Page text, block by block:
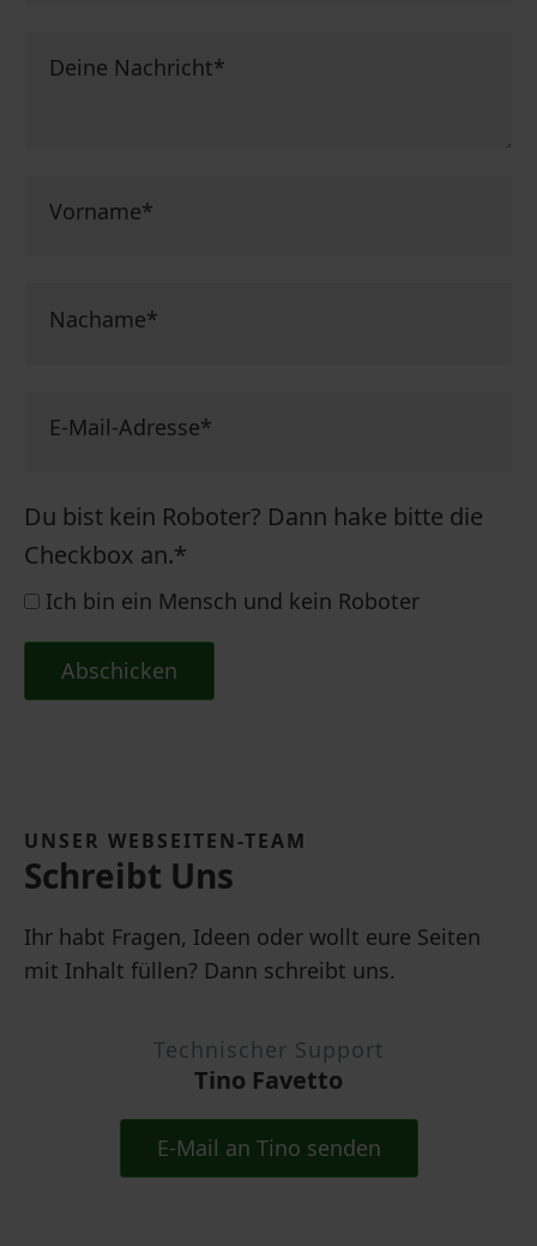
Deine Nachricht*
Vorname*
Nachame*
E-Mail-Adresse*
Du bist kein Roboter? Dann hake bitte die
Checkbox an.*
Ich bin ein Mensch und kein Roboter
Abschicken
UNSER WEBSEITEN-TEAM
Schreibt Uns
Ihr habt Fragen, Ideen oder wollt eure Seiten
mit Inhalt füllen? Dann schreibt uns.
Technischer Support
Tino Favetto
E-Mail an Tino senden